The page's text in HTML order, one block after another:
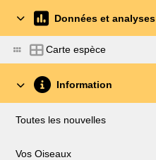
Données et analyses
Carte espèce
Information
Toutes les nouvelles
Vos Oiseaux